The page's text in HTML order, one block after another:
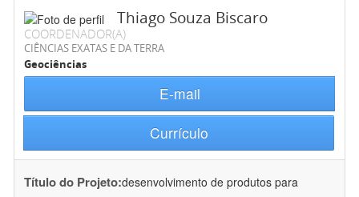
Thiago Souza Biscaro
COORDENADOR(A)
CIÊNCIAS EXATAS E DA TERRA
Geociências
E-mail
Currículo
Título do Projeto:desenvolvimento de produtos para